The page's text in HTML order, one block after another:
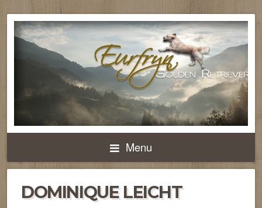
Menu
DOMINIQUE LEICHT